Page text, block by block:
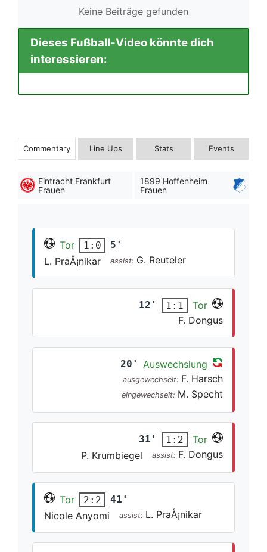
Keine Beiträge gefunden
Dieses Fußball-Video könnte dich
interessieren:
Commentary Line Ups Stats Events
Eintracht Frankfurt
Frauen
1899 Hoffenheim
Frauen
Tor 1:0 5'
L. PraÅ¡nikar assist: G. Reuteler
12' 1:1
Tor
F. Dongus
20' Auswechslung
ausgewechselt: F. Harsch
eingewechselt: M. Specht
31' 1:2
Tor
P. Krumbiegel
assist: F. Dongus
Tor 2:2 41'
Nicole Anyomi assist: L. PraÅ¡nikar